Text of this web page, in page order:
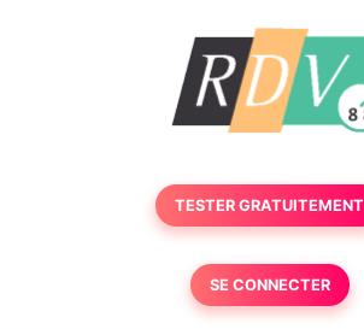
TESTER GRATUITEMENT
SE CONNECTER